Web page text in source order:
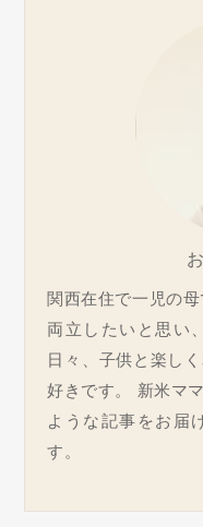
関西在住で一児の
両立したいと思い
日々、子供と楽し
好きです。 新米マ
ような記事をお届
す。